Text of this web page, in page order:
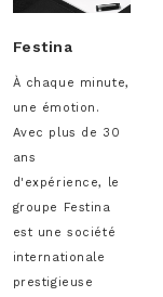
Festina
À chaque minute,
une émotion.
Avec plus de 30
ans
d'expérience, le
groupe Festina
est une société
internationale
prestigieuse